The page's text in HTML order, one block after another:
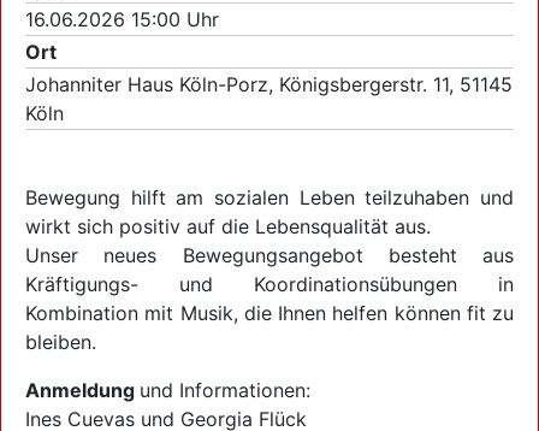
16.06.2026 15:00 Uhr
Ort
Johanniter Haus Köln-Porz, Königsbergerstr. 11, 51145
Köln
Bewegung hilft am sozialen Leben teilzuhaben und
wirkt sich positiv auf die Lebensqualität aus.
Unser neues Bewegungsangebot besteht aus
Kräftigungs- und Koordinationsübungen in
Kombination mit Musik, die Ihnen helfen können fit zu
bleiben.
Anmeldung und Informationen:
Ines Cuevas und Georgia Flück